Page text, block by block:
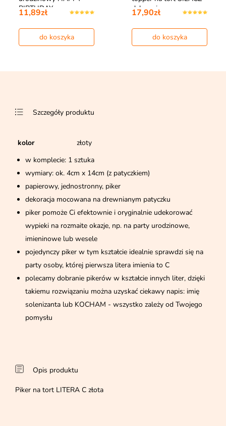
BIRTHDAY czarny
11,89zł
do koszyka
dekoracja na…
17,90zł
do koszyka
Szczegóły produktu
kolor
złoty
w komplecie: 1 sztuka
wymiary: ok. 4cm x 14cm (z patyczkiem)
papierowy, jednostronny, piker
dekoracja mocowana na drewnianym patyczku
piker pomoże Ci efektownie i oryginalnie udekorować
wypieki na rozmaite okazje, np. na party urodzinowe,
imieninowe lub wesele
pojedynczy piker w tym kształcie idealnie sprawdzi się na
party osoby, której pierwsza litera imienia to C
polecamy dobranie pikerów w kształcie innych liter, dzięki
takiemu rozwiązaniu można uzyskać ciekawy napis: imię
solenizanta lub KOCHAM - wszystko zależy od Twojego
pomysłu
Opis produktu
Piker na tort LITERA C złota